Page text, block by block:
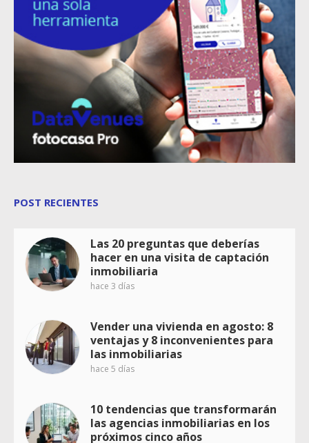
POST RECIENTES
Las 20 preguntas que deberías
hacer en una visita de captación
inmobiliaria
hace 3 días
Vender una vivienda en agosto: 8
ventajas y 8 inconvenientes para
las inmobiliarias
hace 5 días
10 tendencias que transformarán
las agencias inmobiliarias en los
próximos cinco años